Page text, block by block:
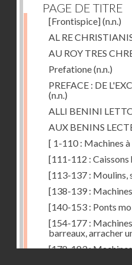
PAGE DE TITRE
[Frontispice](n.n.)
AL RE
AU ROY TRES
Prefatione(n.n.)
PREFACE : DE
(n.n.)
ALLI BENINI
AUX BENINS
[ 1-110 : Machines
[111-112 :
[113-137 : Moulins,
[138-139 :
[140-153 : Ponts
[154-177 :
barreaux, arracher
[178-183 :